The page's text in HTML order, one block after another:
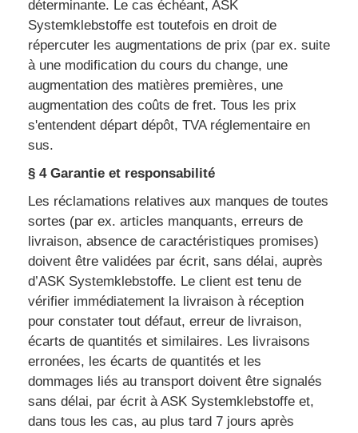
déterminante. Le cas échéant, ASK
Systemklebstoffe est toutefois en droit de
répercuter les augmentations de prix (par ex. suite
à une modification du cours du change, une
augmentation des matières premières, une
augmentation des coûts de fret. Tous les prix
s'entendent départ dépôt, TVA réglementaire en
sus.
§ 4 Garantie et responsabilité
Les réclamations relatives aux manques de toutes
sortes (par ex. articles manquants, erreurs de
livraison, absence de caractéristiques promises)
doivent être validées par écrit, sans délai, auprès
d’ASK Systemklebstoffe. Le client est tenu de
vérifier immédiatement la livraison à réception
pour constater tout défaut, erreur de livraison,
écarts de quantités et similaires. Les livraisons
erronées, les écarts de quantités et les
dommages liés au transport doivent être signalés
sans délai, par écrit à ASK Systemklebstoffe et,
dans tous les cas, au plus tard 7 jours après